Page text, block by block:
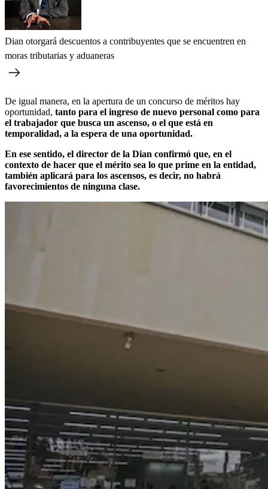
Dian otorgará descuentos a contribuyentes que se encuentren en
moras tributarias y aduaneras
De igual manera, en la apertura de un concurso de méritos hay
oportunidad, tanto para el ingreso de nuevo personal como para
el trabajador que busca un ascenso, o el que está en
temporalidad, a la espera de una oportunidad.
En ese sentido, el director de la Dian confirmó que, en el
contexto de hacer que el mérito sea lo que prime en la entidad,
también aplicará para los ascensos, es decir, no habrá
favorecimientos de ninguna clase.